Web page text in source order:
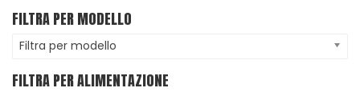
FILTRA PER MODELLO
Filtra per modello
FILTRA PER ALIMENTAZIONE